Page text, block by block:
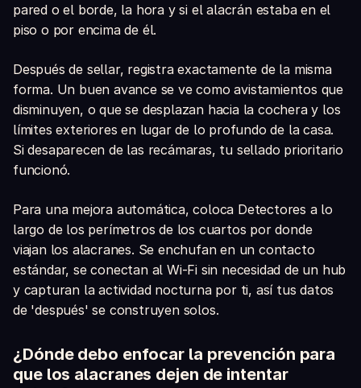
pared o el borde, la hora y si el alacrán estaba en el
piso o por encima de él.
Después de sellar, registra exactamente de la misma
forma. Un buen avance se ve como avistamientos que
disminuyen, o que se desplazan hacia la cochera y los
límites exteriores en lugar de lo profundo de la casa.
Si desaparecen de las recámaras, tu sellado prioritario
funcionó.
Para una mejora automática, coloca Detectores a lo
largo de los perímetros de los cuartos por donde
viajan los alacranes. Se enchufan en un contacto
estándar, se conectan al Wi-Fi sin necesidad de un hub
y capturan la actividad nocturna por ti, así tus datos
de 'después' se construyen solos.
¿Dónde debo enfocar la prevención para
que los alacranes dejen de intentar